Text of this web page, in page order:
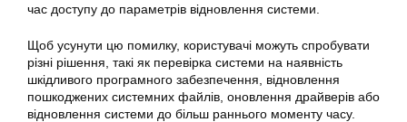
час доступу до параметрів відновлення системи.
Щоб усунути цю помилку, користувачі можуть спробувати
різні рішення, такі як перевірка системи на наявність
шкідливого програмного забезпечення, відновлення
пошкоджених системних файлів, оновлення драйверів або
відновлення системи до більш раннього моменту часу.